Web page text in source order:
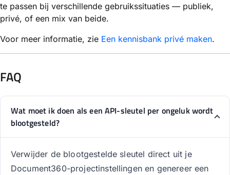
te passen bij verschillende gebruikssituaties — publiek,
privé, of een mix van beide.
Voor meer informatie, zie Een kennisbank privé maken.
FAQ
Wat moet ik doen als een API-sleutel per ongeluk wordt
blootgesteld?
Verwijder de blootgestelde sleutel direct uit je
Document360-projectinstellingen en genereer een